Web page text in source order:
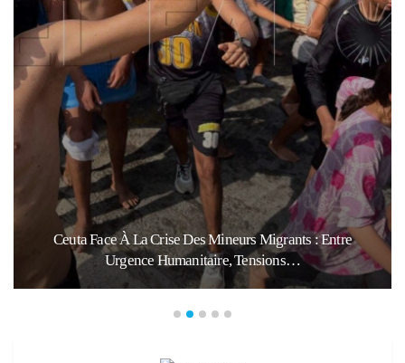
Ceuta Face À La Crise Des Mineurs Migrants : Entre
Urgence Humanitaire, Tensions…